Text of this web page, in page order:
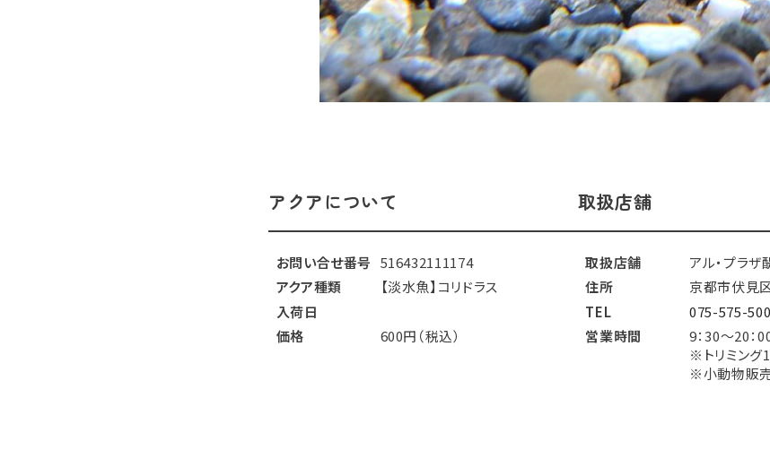
アクアについて
お問い合せ番号 516432111174
アクア種類
【淡水魚】コリドラス
入荷日
価格
600円（税込）
取扱店舗
取扱店舗
アル・プラザ
住所
京都市伏見
TEL
075-575-
営業時間
9：30～20：
※トリミング
※小動物販